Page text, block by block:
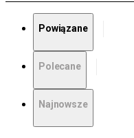
Powiązane
Polecane
Najnowsze